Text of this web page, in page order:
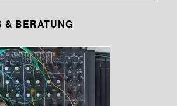
& BERATUNG